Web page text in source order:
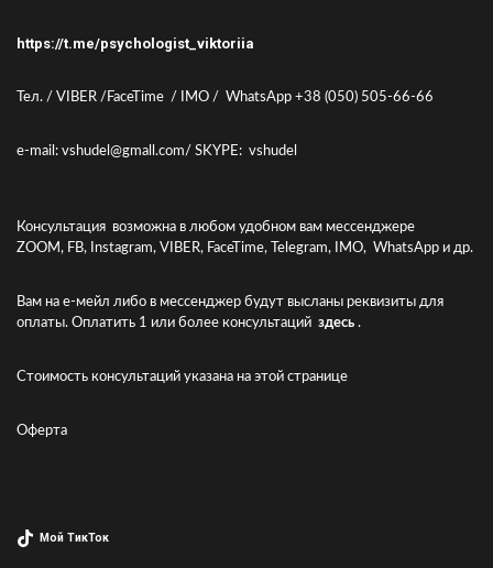
https://t.me/psychologist_viktoriia
Тел. / VIBER /FaceTime / IMO / WhatsApp +38 (050) 505-66-66
e-mail: vshudel@gmall.com/ SKYPE: vshudel
Консультация возможна в любом удобном вам мессенджере
ZOOM, FB, Instagram, VIBER, FaceTime, Telegram, IMO, WhatsApp и др.
Вам на е-мейл либо в мессенджер будут высланы реквизиты для
оплаты. Оплатить 1 или более консультаций здесь .
Стоимость консультаций указана на этой странице
Оферта
Мой ТикТок